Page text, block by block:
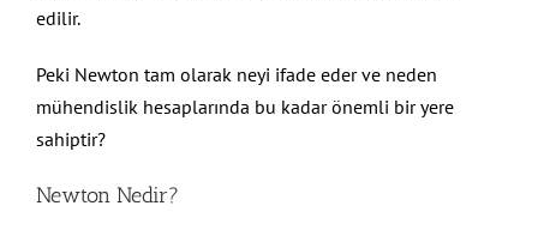
edilir.
Peki Newton tam olarak neyi ifade eder ve neden
mühendislik hesaplarında bu kadar önemli bir yere
sahiptir?
Newton Nedir?